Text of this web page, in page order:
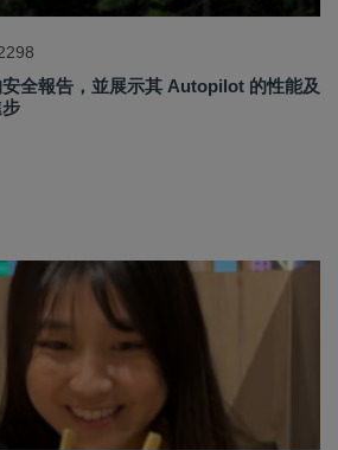
全報告，並展示其 Autopilot 的性能及